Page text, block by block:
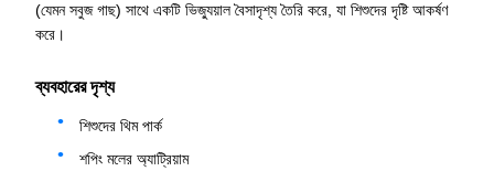
(যেমন সবুজ গাছ) সাথে একটি ভিজ্যুয়াল বৈসাদৃশ্য তৈরি করে, যা শিশুদের দৃষ্টি আকর্ষণ
করে।
ব্যবহারের দৃশ্য
শিশুদের থিম পার্ক
শপিং মলের অ্যাট্রিয়াম